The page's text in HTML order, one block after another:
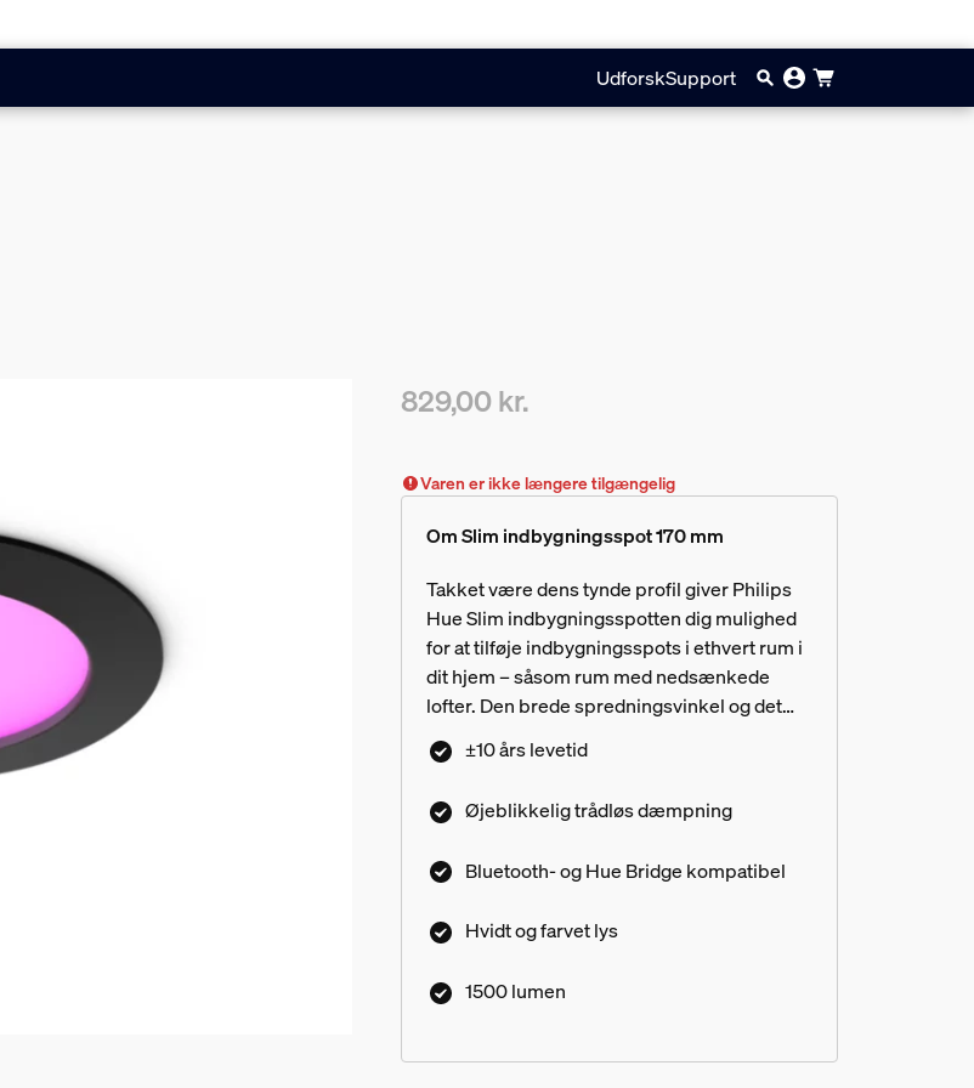
UdforskSupport
829,00 kr.
Varen er ikke længere tilgængelig
Om Slim indbygningsspot 170 mm
Takket være dens tynde profil giver Philips
Hue Slim indbygningsspotten dig mulighed
for at tilføje indbygningsspots i ethvert rum i
dit hjem – såsom rum med nedsænkede
lofter. Den brede spredningsvinkel og det
høje lysudbytte gør det muligt at lyse endnu
større steder op.
±10 års levetid
Øjeblikkelig trådløs dæmpning
Bluetooth- og Hue Bridge kompatibel
Hvidt og farvet lys
1500 lumen